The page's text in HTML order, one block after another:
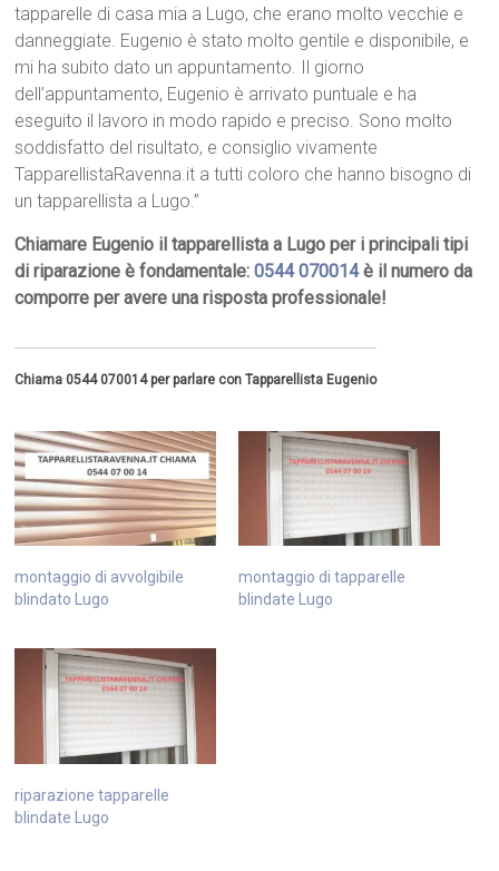
tapparelle di casa mia a Lugo, che erano molto vecchie e
danneggiate. Eugenio è stato molto gentile e disponibile, e
mi ha subito dato un appuntamento. Il giorno
dell’appuntamento, Eugenio è arrivato puntuale e ha
eseguito il lavoro in modo rapido e preciso. Sono molto
soddisfatto del risultato, e consiglio vivamente
TapparellistaRavenna.it a tutti coloro che hanno bisogno di
un tapparellista a Lugo.”
Chiamare Eugenio il tapparellista a Lugo per i principali tipi
di riparazione è fondamentale:0544 070014è il numero da
comporre per avere una risposta professionale!
Chiama 0544 070014 per parlare con Tapparellista Eugenio
montaggio di avvolgibile
blindato Lugo
montaggio di tapparelle
blindate Lugo
riparazione tapparelle
blindate Lugo